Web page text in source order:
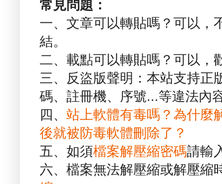
常見問題：
一、文章可以轉貼嗎？可以，
結。
二、載點可以轉貼嗎？可以，
三、反盜版聲明：本站支持正
碼、註冊機、序號...等違法內
四、 站上軟體有毒嗎？為什麼
後就被防毒軟體刪除了？
五、如須檔案解壓縮密碼請輸
六、檔案無法解壓縮或解壓縮